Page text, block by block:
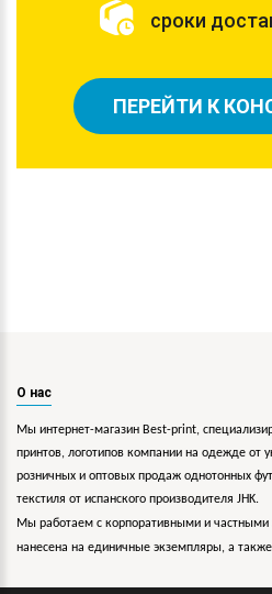
сроки
ПЕРЕЙТИ К
О нас
Мы интернет-магазин Best-print,
принтов, логотипов компании на одежде от
розничных и оптовых продаж однотонных
текстиля от испанского производителя JHK.
Мы работаем с корпоративными и
нанесена на единичные экземпляры, а